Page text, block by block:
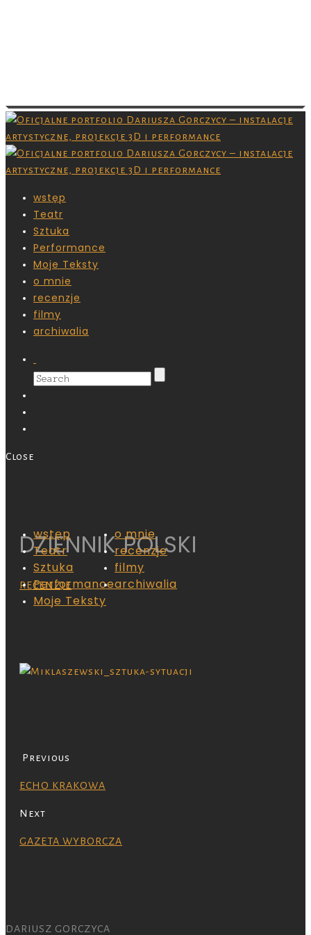
wstęp
Teatr
Sztuka
Performance
Moje Teksty
o mnie
recenzje
filmy
archiwalia
wstęp
Teatr
Sztuka
Performance
Moje Teksty
o mnie
recenzje
filmy
archiwalia
Close
DZIENNIK POLSKI
RECENZJE
Previous
ECHO KRAKOWA
Next
GAZETA WYBORCZA
DARIUSZ GORCZYCA